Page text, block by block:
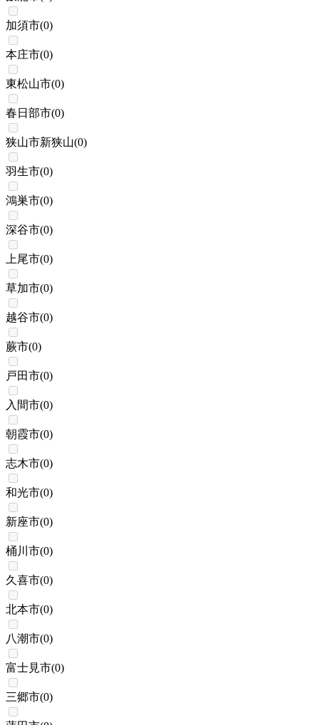
加須市(0)
本庄市(0)
東松山市(0)
春日部市(0)
狭山市新狭山(0)
羽生市(0)
鴻巣市(0)
深谷市(0)
上尾市(0)
草加市(0)
越谷市(0)
蕨市(0)
戸田市(0)
入間市(0)
朝霞市(0)
志木市(0)
和光市(0)
新座市(0)
桶川市(0)
久喜市(0)
北本市(0)
八潮市(0)
富士見市(0)
三郷市(0)